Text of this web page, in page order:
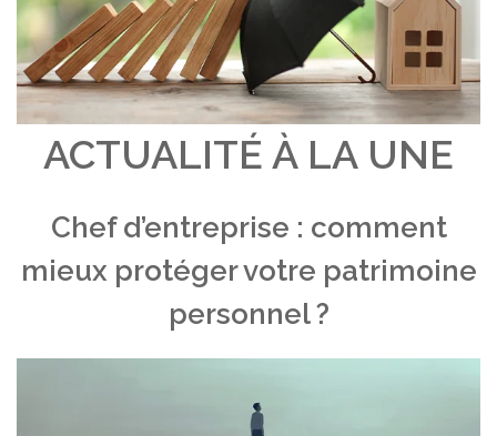
ACTUALITÉ À LA UNE
Chef d’entreprise : comment
mieux protéger votre patrimoine
personnel ?